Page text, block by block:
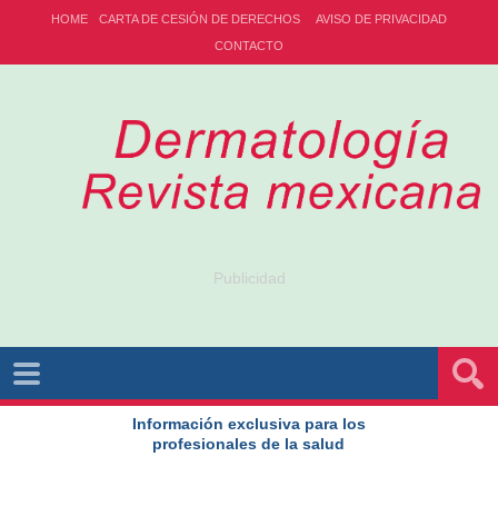
HOME CARTA DE CESIÓN DE DERECHOS
AVISO DE PRIVACIDAD
CONTACTO
Publicidad
Información exclusiva para los
profesionales de la salud